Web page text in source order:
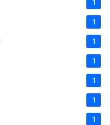
1
1
1
1
1
1
1